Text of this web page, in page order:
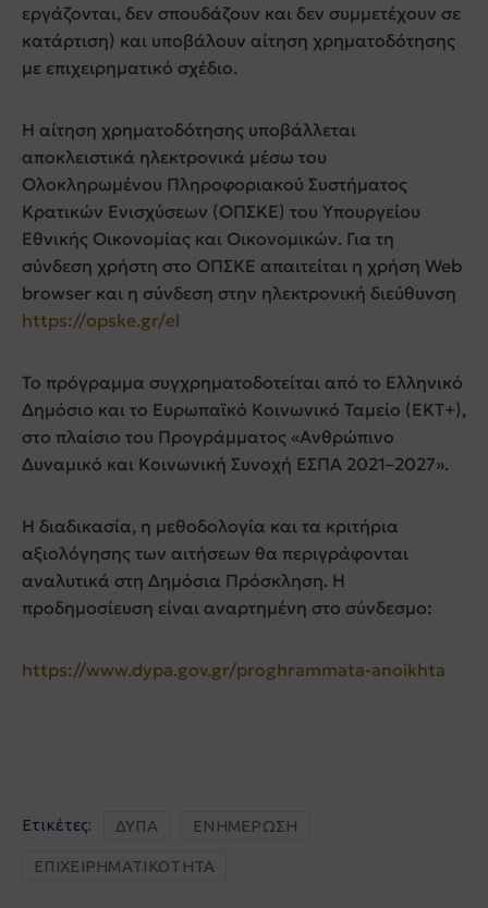
εργάζονται, δεν σπουδάζουν και δεν συμμετέχουν σε
κατάρτιση) και υποβάλουν αίτηση χρηματοδότησης
με επιχειρηματικό σχέδιο.
Η αίτηση χρηματοδότησης υποβάλλεται
αποκλειστικά ηλεκτρονικά μέσω του
Ολοκληρωμένου Πληροφοριακού Συστήματος
Κρατικών Ενισχύσεων (ΟΠΣΚΕ) του Υπουργείου
Εθνικής Οικονομίας και Οικονομικών. Για τη
σύνδεση χρήστη στο ΟΠΣΚΕ απαιτείται η χρήση Web
browser και η σύνδεση στην ηλεκτρονική διεύθυνση
https://opske.gr/el
Το πρόγραμμα συγχρηματοδοτείται από το Ελληνικό
Δημόσιο και το Ευρωπαϊκό Κοινωνικό Ταμείο (ΕΚΤ+),
στο πλαίσιο του Προγράμματος «Ανθρώπινο
Δυναμικό και Κοινωνική Συνοχή ΕΣΠΑ 2021–2027».
Η διαδικασία, η μεθοδολογία και τα κριτήρια
αξιολόγησης των αιτήσεων θα περιγράφονται
αναλυτικά στη Δημόσια Πρόσκληση. Η
προδημοσίευση είναι αναρτημένη στο σύνδεσμο:
https://www.dypa.gov.gr/proghrammata-anoikhta
Ετικέτες: ΔΥΠΑ ΕΝΗΜΕΡΩΣΗ
ΕΠΙΧΕΙΡΗΜΑΤΙΚΟΤΗΤΑ